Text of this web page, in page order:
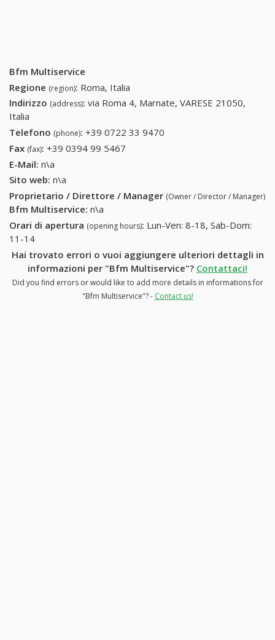
Bfm Multiservice
Regione (region): Roma, Italia
Indirizzo (address): via Roma 4, Marnate, VARESE 21050,
Italia
Telefono (phone): +39 0722 33 9470
Fax (fax): +39 0394 99 5467
E-Mail: n\a
Sito web: n\a
Proprietario / Direttore / Manager (Owner / Director / Manager)
Bfm Multiservice: n\a
Orari di apertura (opening hours): Lun-Ven: 8-18, Sab-Dom:
11-14
Hai trovato errori o vuoi aggiungere ulteriori dettagli in
informazioni per "Bfm Multiservice"? Contattaci!
Did you find errors or would like to add more details in informations for
"Bfm Multiservice"? - Contact us!